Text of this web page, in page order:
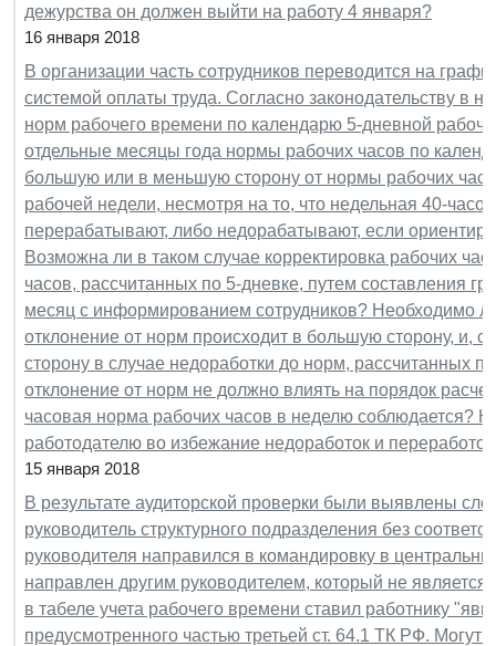
дежурства он должен выйти на работу 4 января?
16 января 2018
В организации часть сотрудников переводится на
системой оплаты труда. Согласно законодательству в
норм рабочего времени по календарю 5-дневной
отдельные месяцы года нормы рабочих часов по
большую или в меньшую сторону от нормы рабочих
рабочей недели, несмотря на то, что недельная 40-
перерабатывают, либо недорабатывают, если
Возможна ли в таком случае корректировка рабочих
часов, рассчитанных по 5-дневке, путем составления
месяц с информированием сотрудников? Необходимо
отклонение от норм происходит в большую сторону, и,
сторону в случае недоработки до норм, рассчитанных
отклонение от норм не должно влиять на порядок
часовая норма рабочих часов в неделю соблюдается?
работодателю во избежание недоработок и
15 января 2018
В результате аудиторской проверки были выявлены
руководитель структурного подразделения без
руководителя направился в командировку в
направлен другим руководителем, который не
в табеле учета рабочего времени ставил работнику
предусмотренного частью третьей ст. 64.1 ТК РФ. Могут